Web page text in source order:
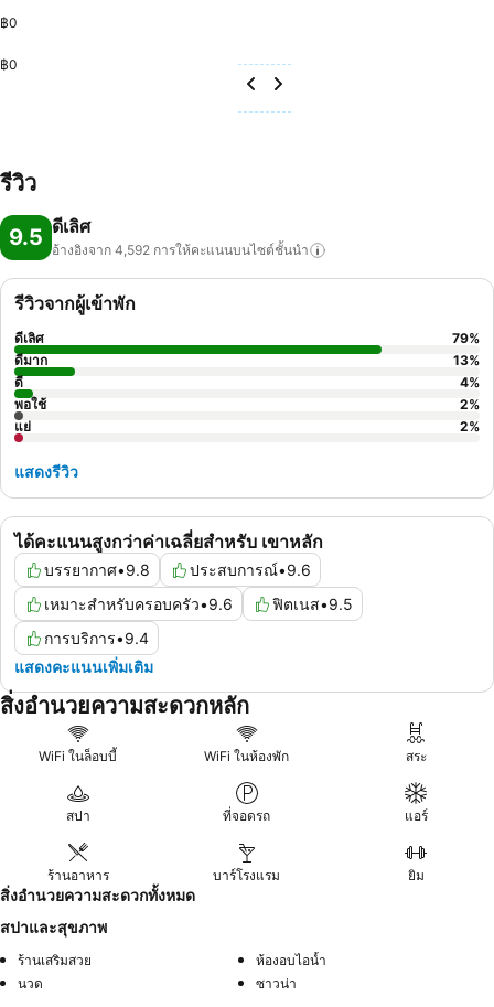
฿0
฿0
รีวิว
9.5 ดีเลิศ
อ้างอิงจาก 4,592 การให้คะแนนบนไซต์ชั้นนำ
ได้คะแนนสูงกว่าค่าเฉลี่ยสำหรับ เขาหลัก
บรรยากาศ•9.8 ประสบการณ์•9.6
เหมาะสำหรับครอบครัว•9.6 ฟิตเนส•9.5
การบริการ•9.4
แสดงคะแนนเพิ่มเติม
รีวิวจากผู้เข้าพัก
ดีเลิศ 79%
ดีมาก
13%
ดี
4%
พอใช้
2%
แย่
2%
แสดงรีวิว
สิ่งอำนวยความสะดวกหลัก
WiFi ในล็อบบี้ WiFi ในห้องพัก สระ
สปา ที่จอดรถ แอร์
ร้านอาหาร บาร์โรงแรม ยิม
สิ่งอำนวยความสะดวกทั้งหมด
สปาและสุขภาพ
ร้านเสริมสวย
ห้องอบไอน้ำ
นวด
ซาวน่า